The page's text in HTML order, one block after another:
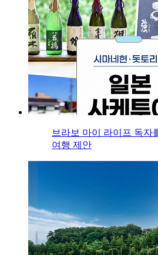
브라보 마이 라이프 독자
여행 제안